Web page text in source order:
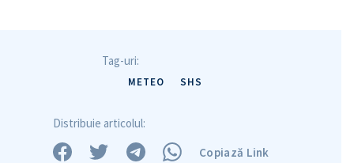
Tag-uri:
METEO SHS
Distribuie articolul:
Copiază Link